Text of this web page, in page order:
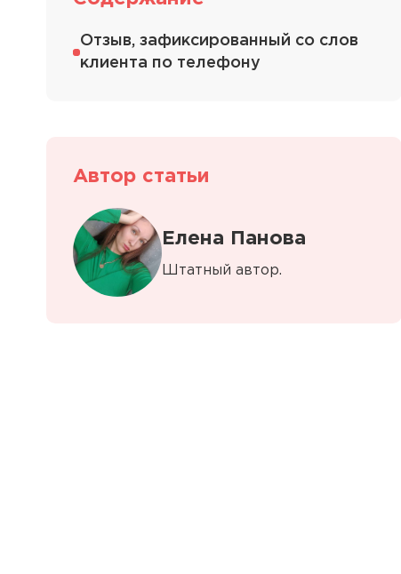
Отзыв, зафиксированный со слов
клиента по телефону
Автор статьи
Елена Панова
Штатный автор.